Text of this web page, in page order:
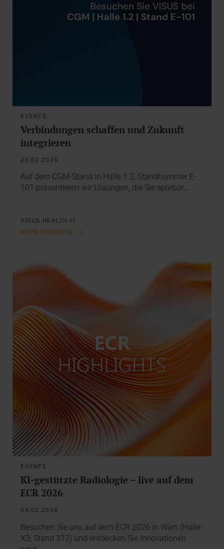
EVENTS
Verbindungen schaffen und Zukunft
integrieren
25.02.2026
Auf dem CGM-Stand in Halle 1.2, Standnummer E-
101 präsentieren wir Lösungen, die Sie spürbar…
VISUS HEALTH IT
MEHR ERFAHREN
EVENTS
KI-gestützte Radiologie – live auf dem
ECR 2026
09.02.2026
Besuchen Sie uns auf dem ECR 2026 in Wien (Halle
X3, Stand 313) und entdecken Sie Innovationen